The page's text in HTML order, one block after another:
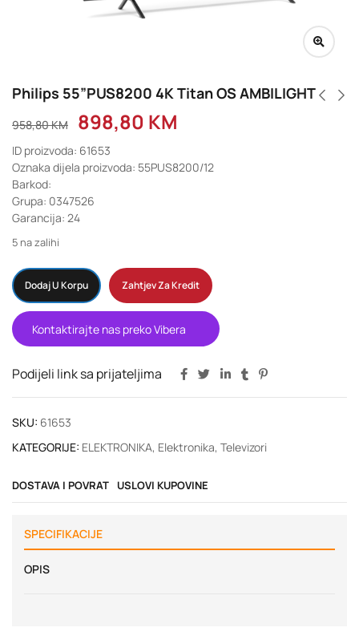
Philips 55”PUS8200 4K Titan OS AMBILIGHT
958,80KM 898,80 KM
ID proizvoda: 61653
Oznaka dijela proizvoda: 55PUS8200/12
Barkod:
Grupa: 0347526
Garancija: 24
5 na zalihi
Dodaj U Korpu Zahtjev Za Kredit
Kontaktirajte nas preko Vibera
Podijeli link sa prijateljima
SKU: 61653
KATEGORIJE: ELEKTRONIKA, Elektronika, Televizori
DOSTAVA I POVRAT USLOVI KUPOVINE
SPECIFIKACIJE
OPIS